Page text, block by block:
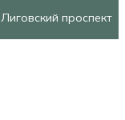
Лиговский проспект